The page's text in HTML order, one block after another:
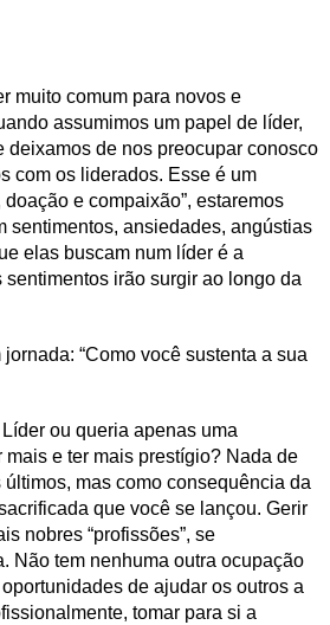
muito comum para novos e
assumimos um papel de líder,
deixamos de nos preocupar conosco
com os liderados. Esse é um
e compaixão”, estaremos
sentimentos, ansiedades, angústias
elas buscam num líder é a
sentimentos irão surgir ao longo da
“Como você sustenta a sua
ou queria apenas uma
mais e ter mais prestígio? Nada de
mas como consequência da
que você se lançou. Gerir
nobres “profissões”, se
Não tem nenhuma outra ocupação
de ajudar os outros a
tomar para si a